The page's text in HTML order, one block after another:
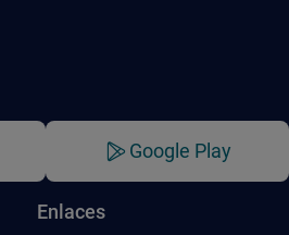
Google Play
Enlaces